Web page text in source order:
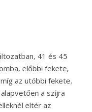
41 és 45
előbbi fekete,
az utóbbi fekete,
a szíjra
eltér az